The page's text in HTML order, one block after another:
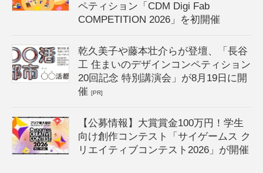
ペティション「CDM Digi Fab
COMPETITION 2026」を初開催
乾久美子や藤本壮介らが登壇、「長谷
工 住まいのデザインコンペティション
20回記念 特別講演会」が8月19日に開
催[PR]
【公募情報】大賞賞金100万円！学生
向け創作コンテスト「サイゲームス ク
リエイティブコンテスト2026」が開催